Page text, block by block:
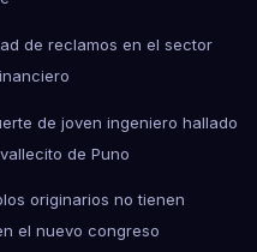
de reclamos en el sector
de joven ingeniero hallado
de Puno
originarios no tienen
el nuevo congreso